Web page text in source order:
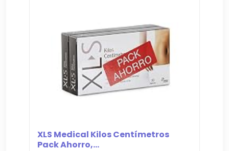
XLS Medical Kilos Centímetros
Pack Ahorro,...